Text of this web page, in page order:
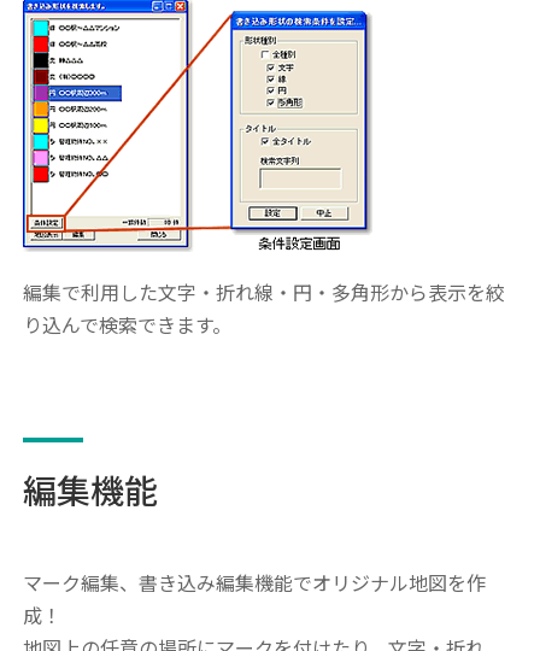
編集で利用した文字・折れ線・円・多角形から表示を絞
り込んで検索できます。
編集機能
マーク編集、書き込み編集機能でオリジナル地図を作
成！